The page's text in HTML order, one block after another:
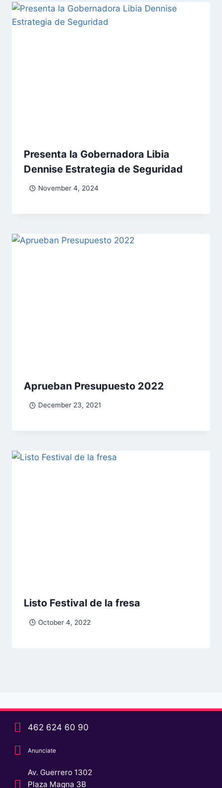
Presenta la Gobernadora Libia
Dennise Estrategia de Seguridad
November 4, 2024
Aprueban Presupuesto 2022
December 23, 2021
Listo Festival de la fresa
October 4, 2022
462 624 60 90
Anunciate
Av. Guerrero 1302
Plaza Magna 3B